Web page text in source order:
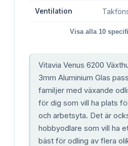
Ventilation
Visa alla 10
Vitavia Venus 6200
3mm Aluminium Glas
familjer med växande
för dig som vill ha plats
och arbetsyta. Det är
hobbyodlare som vill ha
bäst för odling av flera